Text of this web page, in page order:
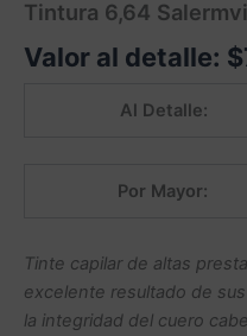
Tintura 6,64
Valor al detalle: $
Al Detalle:
Por Mayor:
Tinte capilar de altas
excelente resultado de
la integridad del cuero